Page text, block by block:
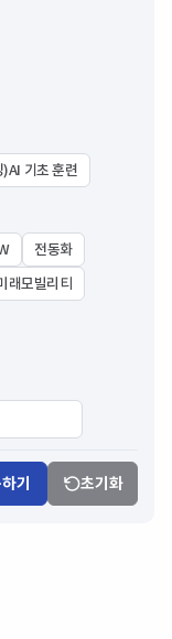
기초 훈련
전동화
래모빌리티
기 초기화